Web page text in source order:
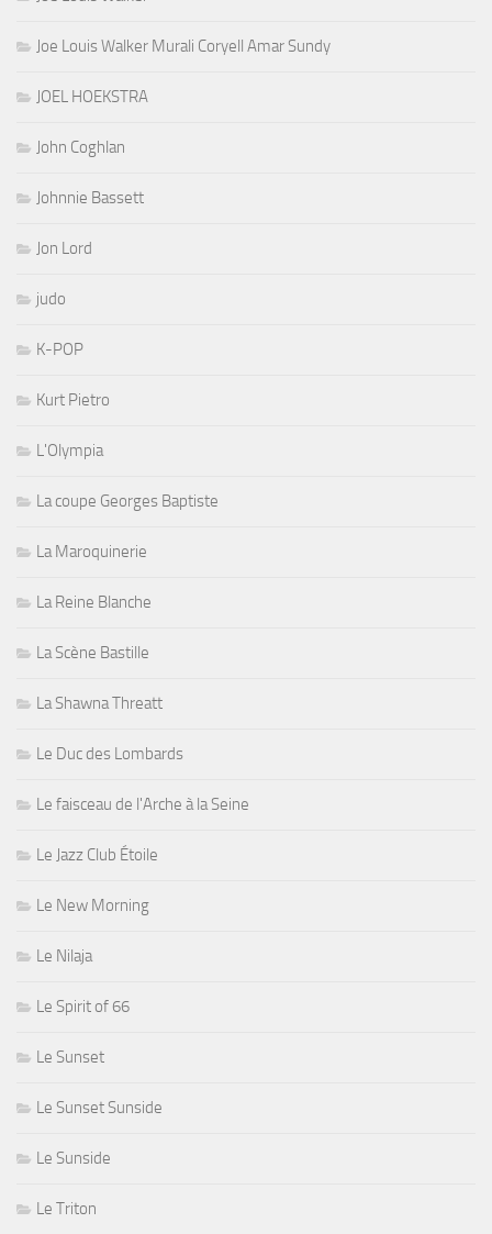
Joe Louis Walker Murali Coryell Amar Sundy
JOEL HOEKSTRA
John Coghlan
Johnnie Bassett
Jon Lord
judo
K-POP
Kurt Pietro
L'Olympia
La coupe Georges Baptiste
La Maroquinerie
La Reine Blanche
La Scène Bastille
La Shawna Threatt
Le Duc des Lombards
Le faisceau de l'Arche à la Seine
Le Jazz Club Étoile
Le New Morning
Le Nilaja
Le Spirit of 66
Le Sunset
Le Sunset Sunside
Le Sunside
Le Triton